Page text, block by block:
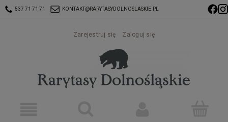
537 71 71 71 KONTAKT@RARYTASYDOLNOSLASKIE.PL
Zarejestruj się Zaloguj się